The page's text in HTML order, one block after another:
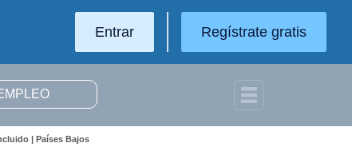
Entrar Regístrate gratis
| Países Bajos